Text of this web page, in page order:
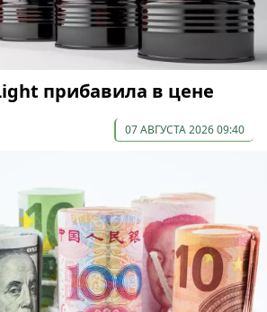
прибавила в цене
07 АВГУСТА 2026 09:40